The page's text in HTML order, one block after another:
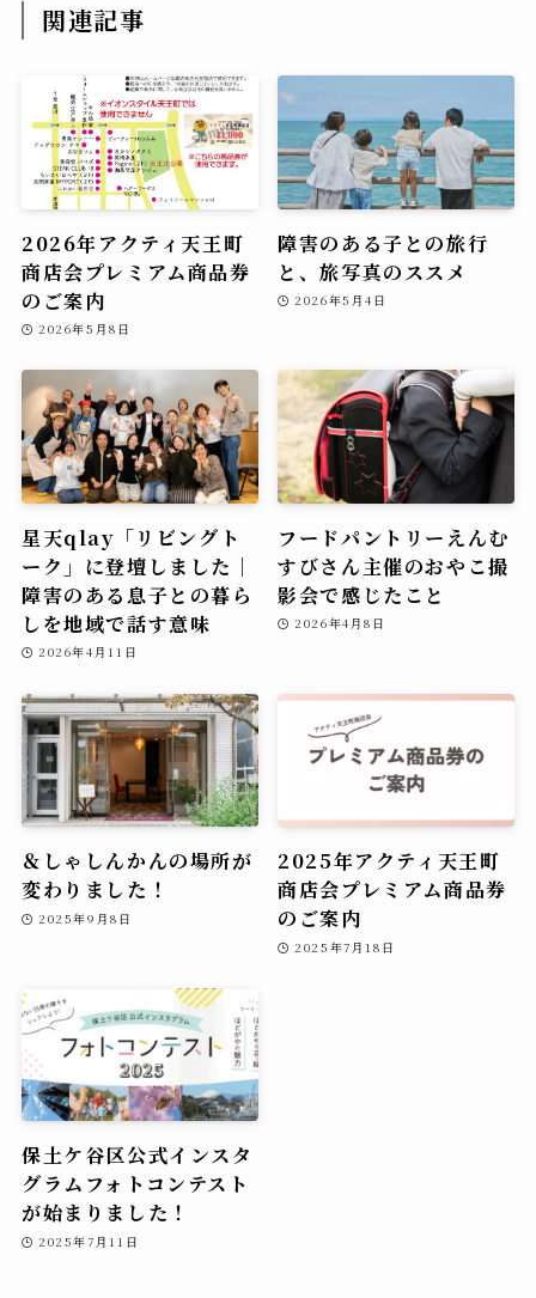
関連記事
2026年アクティ天王町
商店会プレミアム商品券
のご案内
2026年5月8日
障害のある子との旅行
と、旅写真のススメ
2026年5月4日
星天qlay「リビングト
ーク」に登壇しました｜
障害のある息子との暮ら
しを地域で話す意味
2026年4月11日
フードパントリーえんむ
すびさん主催のおやこ撮
影会で感じたこと
2026年4月8日
＆しゃしんかんの場所が
変わりました！
2025年9月8日
2025年アクティ天王町
商店会プレミアム商品券
のご案内
2025年7月18日
保土ケ谷区公式インスタ
グラムフォトコンテスト
が始まりました！
2025年7月11日